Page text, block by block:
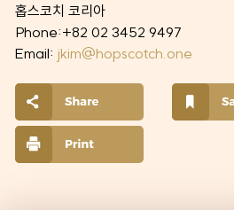
홉스코치 코리아
Phone:+82 02 3452 9497
Email: jkim@hopscotch.one